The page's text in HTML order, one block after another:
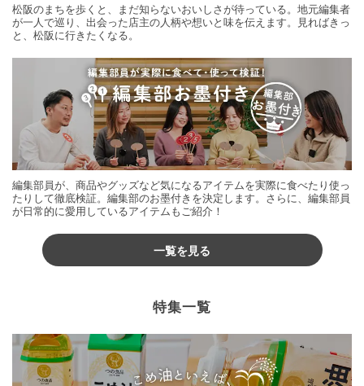
松阪のまちを歩くと、まだ知らないおいしさが待っている。地元編集者
が一人で巡り、出会った店主の人柄や想いと味を伝えます。見ればきっ
と、松阪に行きたくなる。
編集部員が、商品やグッズなど気になるアイテムを実際に食べたり使っ
たりして徹底検証。編集部のお墨付きを決定します。さらに、編集部員
が日常的に愛用しているアイテムもご紹介！
一覧を見る
特集一覧